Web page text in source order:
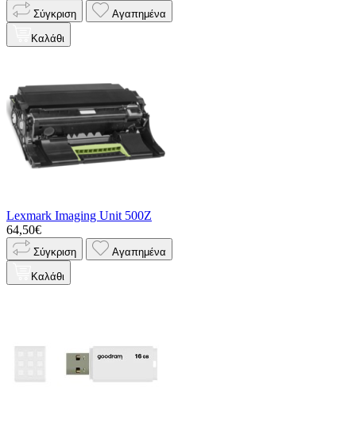
Σύγκριση Αγαπημένα
Καλάθι
Lexmark Imaging Unit 500Z
64,50€
Σύγκριση Αγαπημένα
Καλάθι